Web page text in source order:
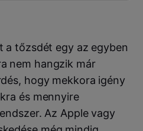
a tőzsdét egy az egyben
nem hangzik már
hogy mekkora igény
és mennyire
Az Apple vagy